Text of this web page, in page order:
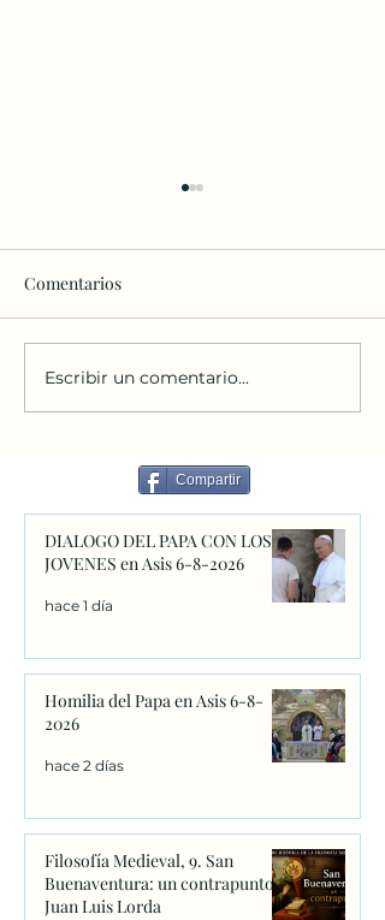
Retiro de Emaús
Hombres. 4-5 Abril
Comentarios
Escribir un comentario...
Compartir
DIALOGO DEL PAPA CON LOS
JOVENES en Asis 6-8-2026
hace 1 día
Homilia del Papa en Asis 6-8-
2026
hace 2 días
Filosofía Medieval, 9. San
Buenaventura: un contrapunto.
Juan Luis Lorda